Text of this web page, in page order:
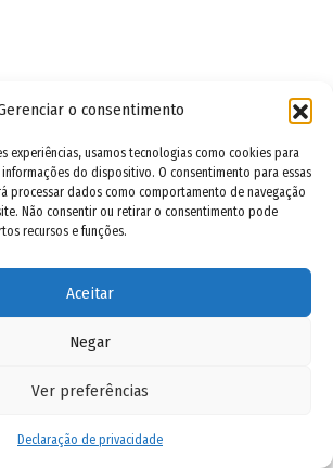
o consentimento
experiências, usamos tecnologias como cookies para
do dispositivo. O consentimento para essas
processar dados como comportamento de navegação
Não consentir ou retirar o consentimento pode
recursos e funções.
Aceitar
Negar
Ver preferências
Declaração de privacidade